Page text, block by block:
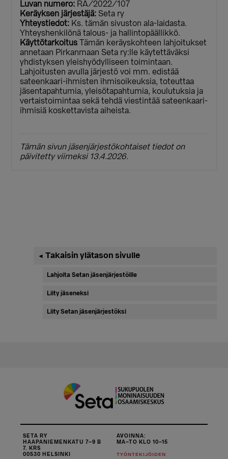
Luvan numero: RA/2022/107
Keräyksen järjestäjä: Seta ry
Yhteystiedot: Ks. tämän sivuston ala-laidasta.
Yhteyshenkilönä talous- ja hallintopäällikkö.
Käyttötarkoitus Tämän keräyskohteen lahjoitukset
annetaan Pirkanmaan Seta ry:lle käytettäväksi
yhdistyksen yleishyödylliseen toimintaan.
Lahjoitusten avulla järjestö voi mm. edistää
sateenkaari-ihmisten ihmisoikeuksia, toteuttaa
jäsentapahtumia, yleisötapahtumia, koulutuksia ja
vertaistoimintaa sekä tehdä viestintää sateenkaari-
ihmisiä koskettavista aiheista.
Tämän sivun jäsenjärjestökohtaiset tiedot on
päivitetty viimeksi 13.4.2026.
Ensisijainen
sivupalkki
◄ Takaisin ylätason sivulle
Lahjoita Setan jäsenjärjestöille
Liity jäseneksi
Liity Setan jäsenjärjestöksi
SETA RY
HAAPANIEMENKATU 7–9 B
7. KRS
00530 HELSINKI
AVOINNA:
MA–TO KLO 10–15
TYÖNTEKIJÖIDEN